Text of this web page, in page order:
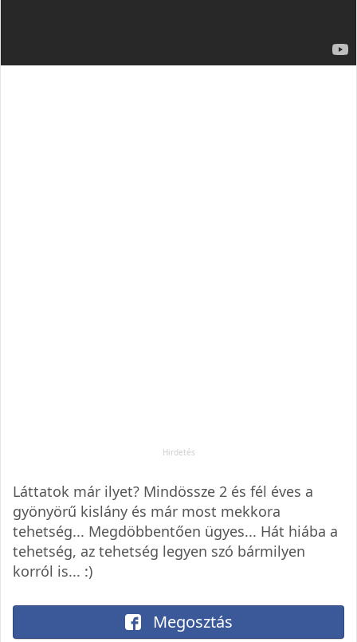
Láttatok már ilyet? Mindössze 2 és fél éves a
gyönyörű kislány és már most mekkora
tehetség... Megdöbbentően ügyes... Hát hiába a
tehetség, az tehetség legyen szó bármilyen
korról is... :)
Megosztás